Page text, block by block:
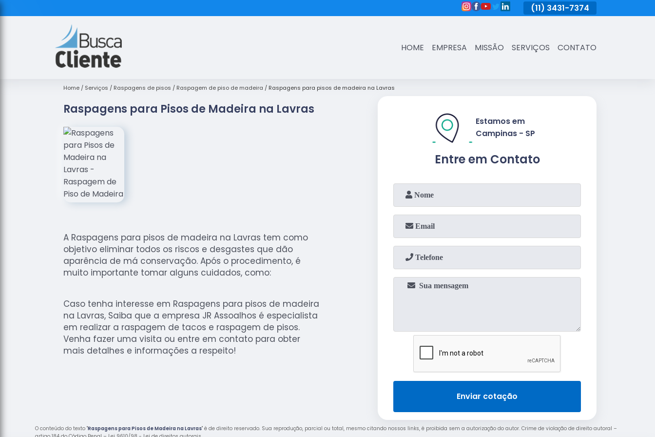
3431-7374 (11) 3431-7374
HOME EMPRESA MISSÃO SERVIÇOS CONTATO
Home Serviços Raspagens de pisos Raspagem de piso de madeira Raspagens para pisos de madeira na Lavras
Raspagens para Pisos de Madeira na Lavras
A Raspagens para pisos de madeira na Lavras tem como
objetivo eliminar todos os riscos e desgastes que dão
aparência de má conservação. Após o procedimento, é
muito importante tomar alguns cuidados, como:
Caso tenha interesse em Raspagens para pisos de madeira
na Lavras, Saiba que a empresa JR Assoalhos é especialista
em realizar a raspagem de tacos e raspagem de pisos.
Venha fazer uma visita ou entre em contato para obter
mais detalhes e informações a respeito!
Entre em Contato
Estamos em
Campinas - SP
Enviar cotação
O conteúdo do texto "Raspagens para Pisos de Madeira na Lavras" é de direito reservado. Sua reprodução, parcial ou total, mesmo citando nossos links, é proibida sem a autorização do autor. Crime de violação de direito autoral –